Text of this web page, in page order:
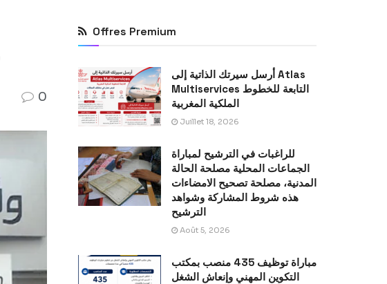
0
Offres Premium
أرسل سيرتك الذاتية إلى Atlas
Multiservices التابعة للخطوط
الملكية المغربية
Juillet 18, 2026
للراغبات في الترشيح لمباراة
الجماعات المحلية مصلحة الحالة
المدنية، مصلحة تصحيح الامضاءات
هذه شروط المشاركة وشواهد
الترشيح
Août 5, 2026
مباراة توظيف 435 منصب بمكتب
التكوين المهني وإنعاش الشغل